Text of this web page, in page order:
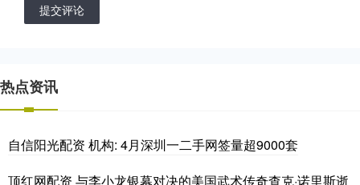
提交评论
热点资讯
自信阳光配资 机构: 4月深圳一二手网签量超9000套
顶红网配资 与李小龙银幕对决的美国武术传奇查克·诺里斯逝